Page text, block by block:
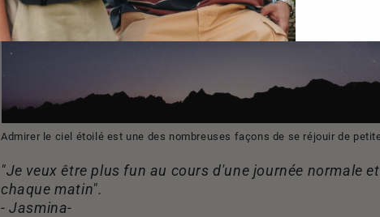
Admirer le ciel étoilé est une des nombreuses façons de se réjouir de
"Je veux être plus fun au cours d'une journée normale
chaque matin".
- Jasmina-